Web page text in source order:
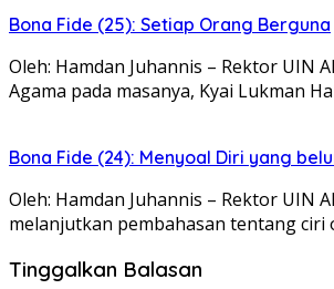
Bona Fide (25): Setiap Orang Berguna
Oleh: Hamdan Juhannis – Rektor UIN
Agama pada masanya, Kyai Lukman
Bona Fide (24): Menyoal Diri yang
Oleh: Hamdan Juhannis – Rektor UIN
melanjutkan pembahasan tentang ciri
Tinggalkan Balasan